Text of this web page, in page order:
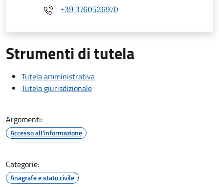
+39 3760526970
Strumenti di tutela
Tutela amministrativa
Tutela giurisdizionale
Argomenti:
Accesso all'informazione
Categorie:
Anagrafe e stato civile